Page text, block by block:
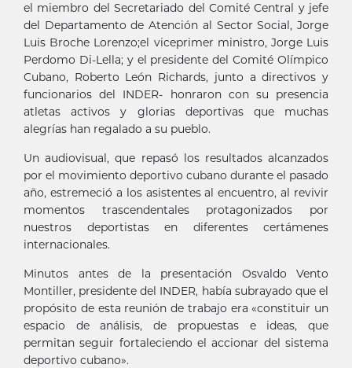
el miembro del Secretariado del Comité Central y jefe
del Departamento de Atención al Sector Social, Jorge
Luis Broche Lorenzo;el viceprimer ministro, Jorge Luis
Perdomo Di-Lella; y el presidente del Comité Olímpico
Cubano, Roberto León Richards, junto a directivos y
funcionarios del INDER- honraron con su presencia
atletas activos y glorias deportivas que muchas
alegrías han regalado a su pueblo.
Un audiovisual, que repasó los resultados alcanzados
por el movimiento deportivo cubano durante el pasado
año, estremeció a los asistentes al encuentro, al revivir
momentos trascendentales protagonizados por
nuestros deportistas en diferentes certámenes
internacionales.
Minutos antes de la presentación Osvaldo Vento
Montiller, presidente del INDER, había subrayado que el
propósito de esta reunión de trabajo era «constituir un
espacio de análisis, de propuestas e ideas, que
permitan seguir fortaleciendo el accionar del sistema
deportivo cubano».